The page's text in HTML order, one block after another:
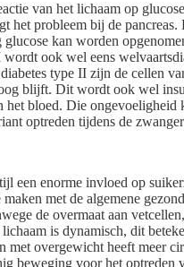
van het lichaam op
het probleem bij de
kan worden
ook wel eens
type II zijn de cellen
blijft. Dit wordt ook wel
het bloed. Die
optreden tijdens de
een enorme invloed op
met de algemene
de overmaat aan
is dynamisch, dit
met overgewicht heeft meer
beweging voor het optreden